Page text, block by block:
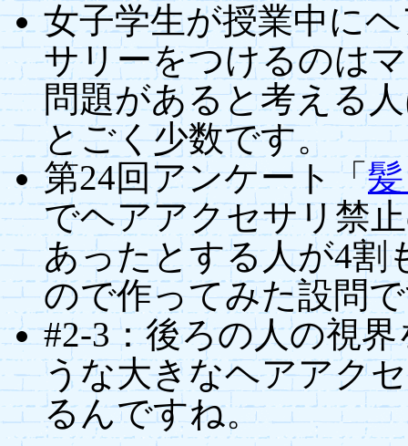
女子学生が授業中に
サリーをつけるのは
問題があると考える
とごく少数です。
第24回アンケート「
でヘアアクセサリ禁
あったとする人が4割
ので作ってみた設問
#2-3：後ろの人の視
うな大きなヘアアク
るんですね。